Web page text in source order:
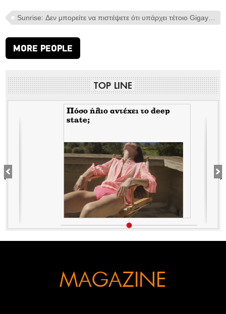
MORE PEOPLE
TOP LINE
Πόσο ήλιο αντέχει το deep
state;
MAGAZINE